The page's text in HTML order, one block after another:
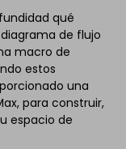
qué
de flujo
macro de
estos
una
para construir,
espacio de